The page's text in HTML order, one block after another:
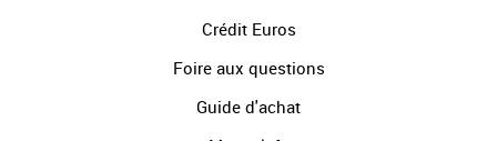
Crédit Euros
Foire aux questions
Guide d'achat